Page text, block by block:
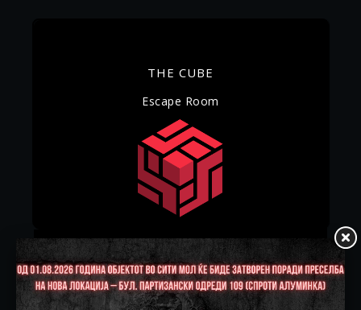
THE CUBE
Escape Room
VOUCHER
од 2200 денари